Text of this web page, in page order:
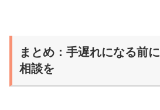
まとめ：手遅れになる前
相談を